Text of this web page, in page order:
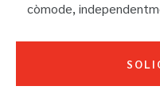
còmode,